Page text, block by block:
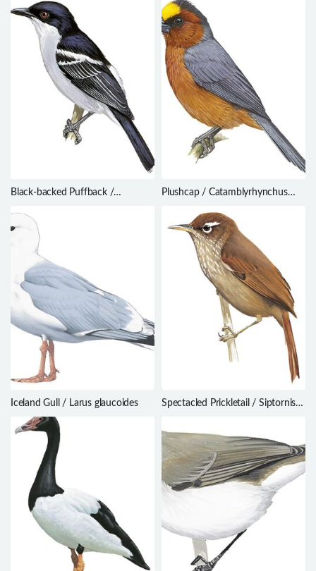
Black-backed Puffback /
Plushcap / Catamblyrhynchus
Iceland Gull / Larus glaucoides
Spectacled Prickletail / Siptornis